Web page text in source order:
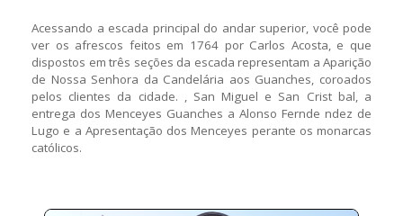
Acessando a escada principal do andar superior, você pode
ver os afrescos feitos em 1764 por Carlos Acosta, e que
dispostos em três seções da escada representam a Aparição
de Nossa Senhora da Candelária aos Guanches, coroados
pelos clientes da cidade. , San Miguel e San Crist bal, a
entrega dos Menceyes Guanches a Alonso Fernde ndez de
Lugo e a Apresentação dos Menceyes perante os monarcas
católicos.